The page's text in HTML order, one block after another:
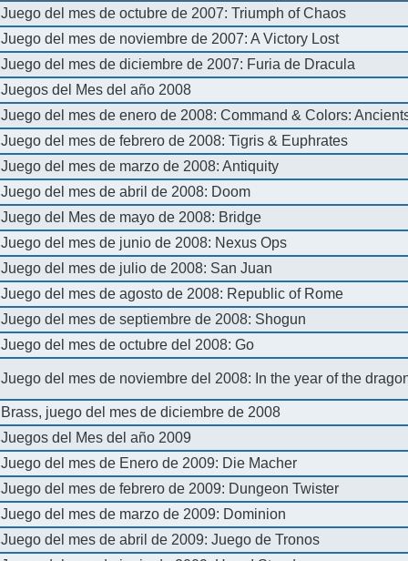
Juego del mes de octubre de 2007: Triumph of Chaos
Juego del mes de noviembre de 2007: A Victory Lost
Juego del mes de diciembre de 2007: Furia de Dracula
Juegos del Mes del año 2008
Juego del mes de enero de 2008: Command & Colors:
Juego del mes de febrero de 2008: Tigris & Euphrates
Juego del mes de marzo de 2008: Antiquity
Juego del mes de abril de 2008: Doom
Juego del Mes de mayo de 2008: Bridge
Juego del mes de junio de 2008: Nexus Ops
Juego del mes de julio de 2008: San Juan
Juego del mes de agosto de 2008: Republic of Rome
Juego del mes de septiembre de 2008: Shogun
Juego del mes de octubre del 2008: Go
Juego del mes de noviembre del 2008: In the year of the
Brass, juego del mes de diciembre de 2008
Juegos del Mes del año 2009
Juego del mes de Enero de 2009: Die Macher
Juego del mes de febrero de 2009: Dungeon Twister
Juego del mes de marzo de 2009: Dominion
Juego del mes de abril de 2009: Juego de Tronos